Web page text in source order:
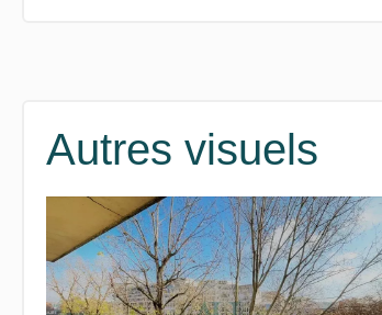
Autres visuels